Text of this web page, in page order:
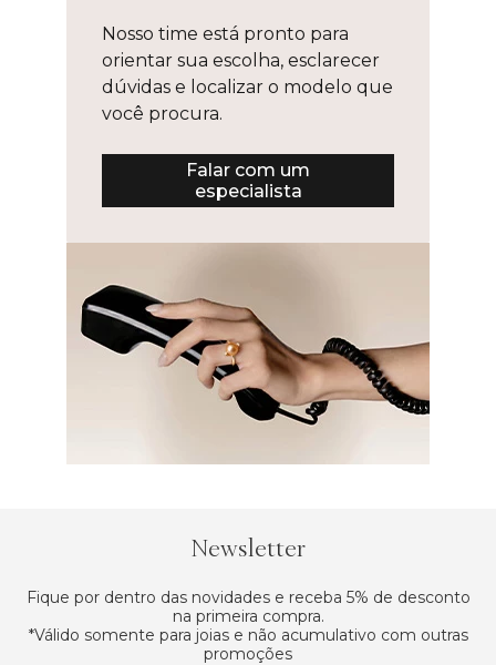
Nosso time está pronto para
orientar sua escolha, esclarecer
dúvidas e localizar o modelo que
você procura.
Falar com um
especialista
Newsletter
Fique por dentro das novidades e receba 5% de desconto
na primeira compra.
*Válido somente para joias e não acumulativo com outras
promoções